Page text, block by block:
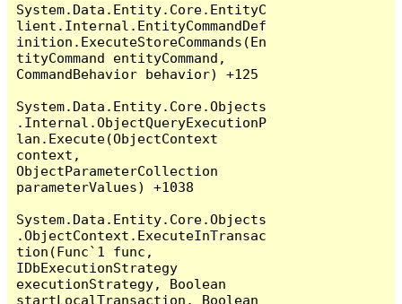
System.Data.Entity.Core.EntityC
lient.Internal.EntityCommandDef
inition.ExecuteStoreCommands(En
tityCommand entityCommand,
CommandBehavior behavior) +125
System.Data.Entity.Core.Objects
.Internal.ObjectQueryExecutionP
lan.Execute(ObjectContext
context,
ObjectParameterCollection
parameterValues) +1038
System.Data.Entity.Core.Objects
.ObjectContext.ExecuteInTransac
tion(Func`1 func,
IDbExecutionStrategy
executionStrategy, Boolean
startLocalTransaction, Boolean